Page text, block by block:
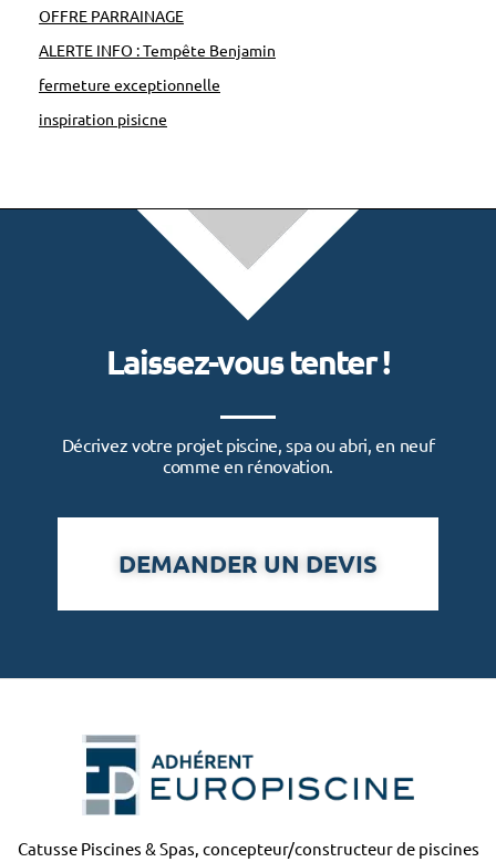
OFFRE PARRAINAGE
ALERTE INFO : Tempête Benjamin
fermeture exceptionnelle
inspiration pisicne
Laissez-vous tenter !
Décrivez votre projet piscine, spa ou abri, en neuf
comme en rénovation.
DEMANDER UN DEVIS
Catusse Piscines & Spas, concepteur/constructeur de piscines